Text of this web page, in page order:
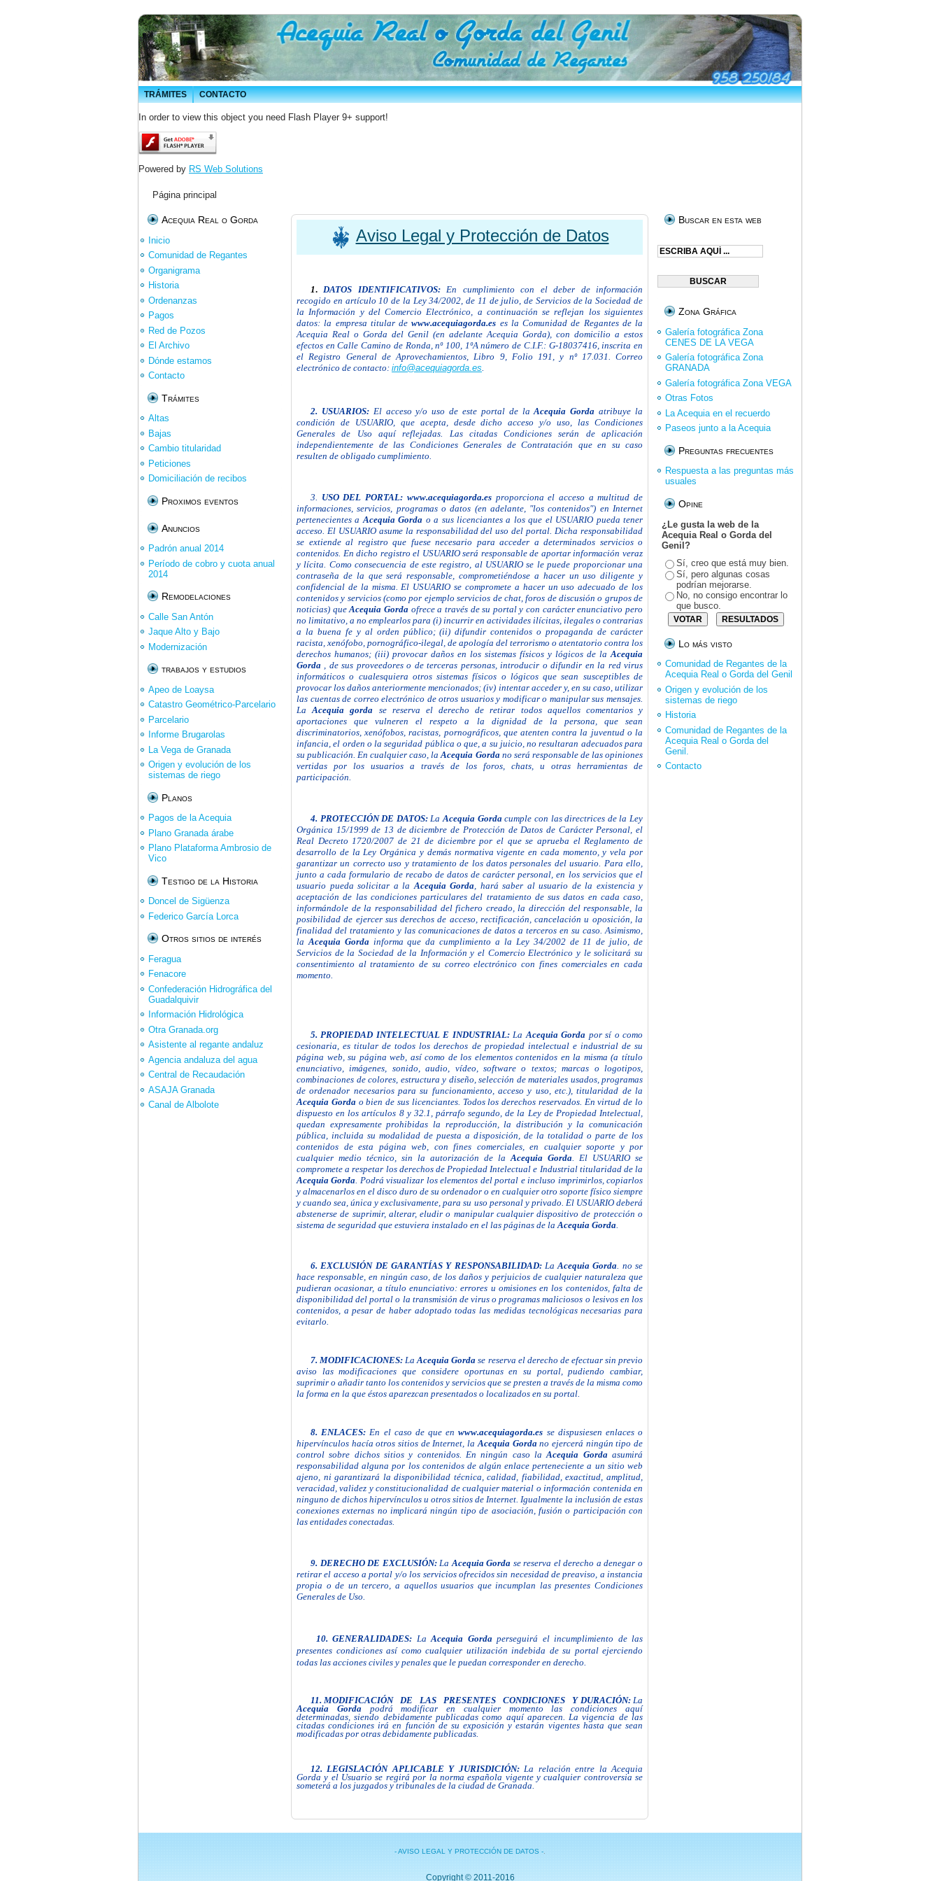
TRÁMITES CONTACTO
In order to view this object you need Flash Player 9+ support!
Powered by RS Web Solutions
Página principal
Acequia Real o Gorda
Inicio
Comunidad de Regantes
Organigrama
Historia
Ordenanzas
Pagos
Red de Pozos
El Archivo
Dónde estamos
Contacto
Trámites
Altas
Bajas
Cambio titularidad
Peticiones
Domiciliación de recibos
Proximos eventos
Anuncios
Padrón anual 2014
Período de cobro y cuota anual
2014
Remodelaciones
Calle San Antón
Jaque Alto y Bajo
Modernización
trabajos y estudios
Apeo de Loaysa
Catastro Geométrico-Parcelario
Parcelario
Informe Brugarolas
La Vega de Granada
Origen y evolución de los
sistemas de riego
Planos
Pagos de la Acequia
Plano Granada árabe
Plano Plataforma Ambrosio de
Vico
Testigo de la Historia
Doncel de Sigüenza
Federico García Lorca
Otros sitios de interés
Feragua
Fenacore
Confederación Hidrográfica del
Guadalquivir
Información Hidrológica
Otra Granada.org
Asistente al regante andaluz
Agencia andaluza del agua
Central de Recaudación
ASAJA Granada
Canal de Albolote
Aviso Legal y Protección de Datos
1. DATOS IDENTIFICATIVOS: En cumplimiento con el deber de
información
recogido en artículo 10 de la Ley 34/2002, de 11 de julio, de Servicios de la Sociedad de
la Información y del Comercio Electrónico, a continuación se reflejan los siguientes
datos: la empresa titular dewww.acequiagorda.es es la Comunidad de Regantes de la
Acequia Real o Gorda del Genil (en adelante Acequia Gorda), con domicilio a estos
efectos en Calle Camino de Ronda, nº 100, 1ºA número de C.I.F.: G-18037416, inscrita en
el Registro General de Aprovechamientos, Libro 9, Folio 191, y nº 17.031. Correo
electrónico de contacto: info@acequiagorda.es
2. USUARIOS: El acceso y/o uso de este portal de la Acequia Gordaatribuye la
condición de
USUARIO, que acepta, desde dicho acceso y/o uso, las Condiciones
Generales de Uso aquí reflejadas. Las citadas Condiciones serán de aplicación
independientemente de las Condiciones Generales de Contratación que en su caso
resulten de obligado cumplimiento.
3. USO DEL PORTAL: www.acequiagorda.es proporciona el acceso a multitud de
informaciones, servicios, programas o datos (en adelante, "los contenidos") en Internet
pertenecientes a Acequia Gorda o a sus licenciantes a los que el USUARIO pueda tener
acceso. El USUARIO asume la responsabilidad del uso del portal. Dicha responsabilidad
se extiende al registro que fuese necesario para acceder a determinados servicios o
contenidos. En dicho registro el USUARIO será responsable de aportar información veraz
y lícita. Como consecuencia de este registro, al USUARIO se le puede proporcionar una
contraseña de la que será responsable, comprometiéndose a hacer un uso diligente y
confidencial de la misma. El USUARIO se compromete a hacer un uso adecuado de los
contenidos y servicios (como por ejemplo servicios de chat, foros de discusión o grupos de
noticias) queAcequia Gorda ofrece a través de su portal y con carácter enunciativo pero
no limitativo, a no emplearlos para (i) incurrir en actividades ilícitas, ilegales o contrarias
a la buena fe y al orden público; (ii) difundir contenidos o propaganda de carácter
racista, xenófobo, pornográfico-ilegal, de apología del terrorismo o atentatorio contra los
derechos humanos; (iii) provocar daños en los sistemas físicos y lógicos de la Acequia
Gorda
, de sus proveedores o de terceras personas, introducir o difundir en la red virus
informáticos o cualesquiera otros sistemas físicos o lógicos que sean susceptibles de
provocar los daños anteriormente mencionados; (iv) intentar acceder y, en su caso, utilizar
las cuentas de correo electrónico de otros usuarios y modificaro manipular sus mensajes.
LaAcequia gorda se reserva el derecho de retirar todos aquellos comentarios y
aportaciones que vulneren el respeto a la dignidad de la persona, que sean
discriminatorios, xenófobos, racistas, pornográficos, que atenten contra la juventud o la
infancia, el orden o la seguridad pública o que, a su juicio, no resultaran adecuados para
su publicación. En cualquier caso, laAcequia Gorda no será responsable de las opiniones
vertidas por los usuarios a través de los foros, chats, u otras herramientas de
participación.
4. PROTECCIÓN DE DATOS: La Acequia Gordacumple con las directrices de la Ley
Orgánica 15/1999 de 13 de diciembre de Protección de Datos de Carácter Personal, el
Real Decreto 1720/2007 de 21 de diciembre por el que se aprueba el Reglamento de
desarrollo de la Ley Orgánica y demás normativa vigente en cada momento, y vela por
garantizar un correcto uso y tratamiento de los datos personales del usuario. Para ello,
junto a cada formulario de recabo de datos de carácter personal, en los servicios que el
usuario pueda solicitar a la Acequia Gorda , hará saber al usuario de la existencia y
aceptación de las condiciones particulares del tratamiento de sus datos en cada caso,
informándole de la responsabilidad del fichero creado, la dirección del responsable, la
posibilidad de ejercer sus derechos de acceso, rectificación, cancelación u oposición, la
finalidad del tratamiento y las comunicaciones de datos a terceros en su caso. Asimismo,
la Acequia Gordainforma que da cumplimiento a la Ley 34/2002 de 11 de julio, de
Servicios de la Sociedad de la Información y el Comercio Electrónico y le solicitará su
consentimiento al tratamiento de su correo electrónico con fines comerciales en cada
momento.
5. PROPIEDAD INTELECTUAL E INDUSTRIAL: La Acequia Gorda por sí o como
cesionaria, es titular de todos los derechos de propiedad intelectual e industrial de su
página web,su página web, así como de los elementos contenidos en la misma (a título
enunciativo, imágenes, sonido, audio, vídeo, software o textos; marcas o logotipos,
combinaciones de colores, estructura y diseño, selección de materiales usados, programas
de ordenador necesarios para su funcionamiento, acceso y uso, etc.), titularidad de la
Acequia Gorda o bien de sus licenciantes. Todos los derechos reservados. En virtud de lo
dispuesto en los artículos 8 y 32.1, párrafo segundo, de la Ley de Propiedad Intelectual,
quedan expresamente prohibidas la reproducción, la distribución y la comunicación
pública, incluida su modalidad de puesta a disposición, de la totalidad o parte de los
contenidos de esta página web, con fines comerciales, en cualquier soporte y por
cualquier medio técnico, sin la autorización de la Acequia Gorda . El USUARIO se
compromete a respetar los derechos de Propiedad Intelectual e Industrial titularidad de la
Acequia Gorda . Podrá visualizar los elementos del portal e incluso imprimirlos, copiarlos
y almacenarlos en el disco duro de su ordenador o en cualquier otro soporte físico siempre
y cuando sea, única y exclusivamente, para su uso personal y privado. El USUARIO deberá
abstenerse de suprimir, alterar, eludir o manipular cualquier dispositivo de protección o
sistema de seguridad que estuviera instalado en el las páginas de la Acequia Gorda
6. EXCLUSIÓN DE GARANTÍAS Y RESPONSABILIDAD: LaAcequia Gorda . no se
hace responsable, en ningún caso, de los daños y perjuicios de cualquier naturaleza que
pudieran ocasionar, a título enunciativo: errores u omisiones en los contenidos, falta de
disponibilidad del portal o la transmisión de virus o programas maliciosos o lesivos en los
contenidos, a pesar de haber adoptado todas las medidas tecnológicas necesarias para
evitarlo.
7. MODIFICACIONES: LaAcequia Gordase reserva el derecho de efectuar sin previo
aviso las modificaciones que considere oportunas en su portal, pudiendocambiar,
suprimir o añadir tanto los contenidos y servicios que se presten a través de la misma como
la forma en la que éstos aparezcan presentados o localizados en su portal.
8. ENLACES: En el caso de que en www.acequiagorda.es se dispusiesen enlaces o
hipervínculos hacía otros sitios de Internet, la Acequia Gordano ejercerá ningún tipo de
control sobre dichos sitios y contenidos. En ningún caso laAcequia Gordaasumirá
responsabilidad alguna por los contenidos de algún enlace perteneciente a un sitio web
ajeno, ni garantizará la disponibilidad técnica, calidad, fiabilidad, exactitud, amplitud,
veracidad, validez y constitucionalidad de cualquier material o información contenida en
ninguno de dichos hipervínculos u otros sitios de Internet. Igualmente la inclusión de estas
conexiones externas no implicará ningún tipo de asociación, fusión o participación con
las entidades conectadas.
9. DERECHO DE EXCLUSIÓN: La Acequia Gorda se reserva el derecho a denegar o
retirar el acceso a portal y/o los servicios ofrecidos sin necesidad de preaviso, a instancia
propia o de un tercero, a aquellos usuarios que incumplan las presentes Condiciones
Generales de Uso.
10. GENERALIDADES: La Acequia Gorda perseguirá el incumplimiento de las
presentes condiciones así como cualquier utilización indebida de su portal ejerciendo
todas las acciones civiles y penales que le puedan corresponder en derecho.
11. MODIFICACIÓN DE LAS PRESENTES CONDICIONES Y DURACIÓN: La
Acequia Gorda podrá modificar en cualquier momento las condiciones aquí
determinadas, siendo debidamente publicadas como aquí aparecen. La vigencia de las
citadas condiciones irá en función de su exposición y estarán vigentes hasta que sean
modificadas por otras debidamente publicadas.
12. LEGISLACIÓN APLICABLE Y JURISDICIÓN: La relación entre la Acequia
Gorda y el Usuario se regirá por la norma española vigente y cualquier controversia se
someterá a los juzgados y tribunales de la ciudad de Granada.
Buscar en esta web
Zona Gráfica
Galería fotográfica Zona
CENES DE LA VEGA
Galería fotográfica Zona
GRANADA
Galería fotográfica Zona VEGA
Otras Fotos
La Acequia en el recuerdo
Paseos junto a la Acequia
Preguntas frecuentes
Respuesta a las preguntas más
usuales
Opine
¿Le gusta la web de la
Acequia Real o Gorda del
Genil?
Sí, creo que está muy bien.
Sí, pero algunas cosas
podrían mejorarse.
No, no consigo encontrar lo
que busco.
Lo más visto
Comunidad de Regantes de la
Acequia Real o Gorda del Genil
Origen y evolución de los
sistemas de riego
Historia
Comunidad de Regantes de la
Acequia Real o Gorda del
Genil.
Contacto
- AVISO LEGAL Y PROTECCIÓN DE DATOS -
Copyright © 2011-2016